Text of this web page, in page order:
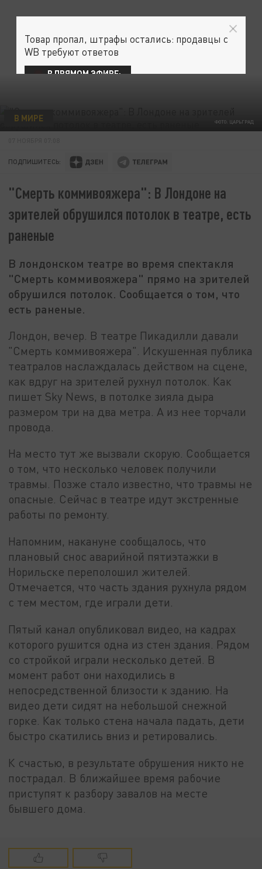
ФОТО: ЦАРЬГРАД
В МИРЕ
ПОДПИШИТЕСЬ:
"Смерть коммивояжера": В Лондоне на
зрителей обрушился потолок в театре, есть
раненые
В лондонском театре во время спектакля
"Смерть коммивояжера" прямо на зрителей
обрушился потолок. Сообщается о том, что
есть раненые.
Лондон, вечер. В театре Пикадилли давали
"Смерть коммивояжера". Искушенная публика
театралов наслаждалась действом на сцене,
как вдруг на зрителей рухнул потолок. Как
пишет Sky News, в потолке зияла дыра
размером три на два метра. А из нее торчали
провода.
На место тут же вызвали скорую. Сообщается
о том, что несколько человек получили
травмы. Позже стало известно, что травмы не
опасные. Сейчас в театре идут экстренные
работы по ремонту.
Напомним, накануне сообщалось, что
плановый снос аварийной пятиэтажки в
Норильске переполошил жителей.
Отмечается, что часть здания рухнула рядом
с тем местом, где играли дети.
Пятый канал опубликовал видео, на кадрах
которого рушится одна из стен здания. Рядом
со стройкой играли несколько детей. В
момент работ они находились в
непосредственной близости к зданию. На
видео дети сидят на небольшой снежной
горке. Как только стена начала падать, дети
быстро скатились вниз и ретировались.
К счастью, в результате обрушения никто не
пострадал. В ближайшее время рабочие
приступят к разбору завалов на месте
бывшего дома.
Товар пропал, штрафы остались: продавцы с
WB требуют ответов
В ПРЯМОМ ЭФИРЕ: